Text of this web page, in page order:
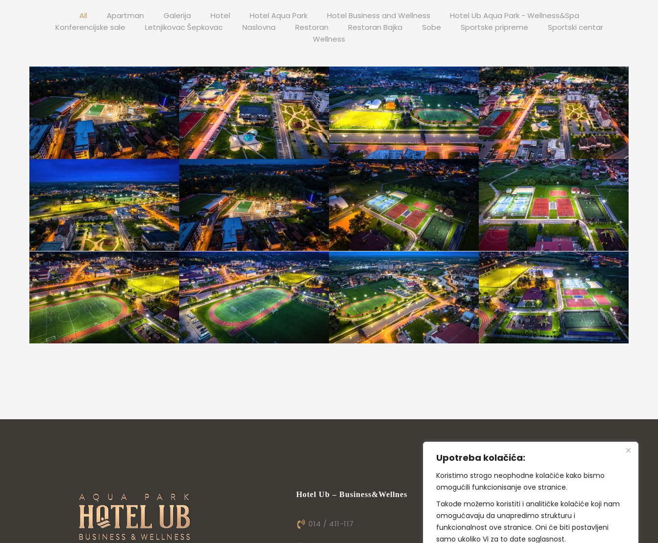
Upotreba kolačića:
Koristimo strogo neophodne kolačiće kako bismo
omogućili funkcionisanje ove stranice.
Takođe možemo koristiti i analitičke kolačiće koji nam
omogućavaju da unapredimo strukturu i
funkcionalnost ove stranice. Oni će biti postavljeni
samo ukoliko Vi za to date saglasnost.
All Apartman Galerija Hotel Hotel Aqua Park Hotel Business and Wellness
Hotel Ub Aqua Park - Wellness&Spa
Konferencijske sale
Letnjikovac Šepkovac Naslovna Restoran Restoran Bajka Sobe Sportske pripreme
Sportski centar
Wellness
Hotel Ub – Business&Wellnes
014 / 411-117
Hotel Ub – Aqua Park
014 / 410-013